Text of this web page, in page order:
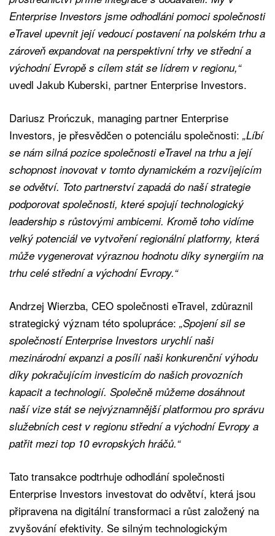
Enterprise Investors jsme odhodláni pomoci společnosti
eTravel upevnit její vedoucí postavení na polském trhu a
zároveň expandovat na perspektivní trhy ve střední a
východní Evropě s cílem stát se lídrem v regionu,“
uvedl Jakub Kuberski, partner Enterprise Investors.
Dariusz Prończuk, managing partner Enterprise
Investors, je přesvědčen o potenciálu společnosti: „Líbí
se nám silná pozice společnosti eTravel na trhu a její
schopnost inovovat v tomto dynamickém a rozvíjejícím
se odvětví. Toto partnerství zapadá do naší strategie
podporovat společnosti, které spojují technologický
leadership s růstovými ambicemi. Kromě toho vidíme
velký potenciál ve vytvoření regionální platformy, která
může vygenerovat výraznou hodnotu díky synergiím na
trhu celé střední a východní Evropy.“
Andrzej Wierzba, CEO společnosti eTravel, zdůraznil
strategický význam této spolupráce: „Spojení sil se
společností Enterprise Investors urychlí naši
mezinárodní expanzi a posílí naši konkurenční výhodu
díky pokračujícím investicím do našich provozních
kapacit a technologií. Společně můžeme dosáhnout
naší vize stát se nejvýznamnější platformou pro správu
služebních cest v regionu střední a východní Evropy a
patřit mezi top 10 evropských hráčů.“
Tato transakce podtrhuje odhodlání společnosti
Enterprise Investors investovat do odvětví, která jsou
připravena na digitální transformaci a růst založený na
zvyšování efektivity. Se silným technologickým